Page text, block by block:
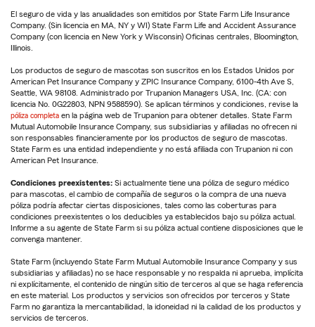
El seguro de vida y las anualidades son emitidos por State Farm Life Insurance
Company. (Sin licencia en MA, NY y WI) State Farm Life and Accident Assurance
Company (con licencia en New York y Wisconsin) Oficinas centrales, Bloomington,
Illinois.
Los productos de seguro de mascotas son suscritos en los Estados Unidos por
American Pet Insurance Company y ZPIC Insurance Company, 6100-4th Ave S,
Seattle, WA 98108. Administrado por Trupanion Managers USA, Inc. (CA: con
licencia No. 0G22803, NPN 9588590). Se aplican términos y condiciones, revise la
póliza completa en la página web de Trupanion para obtener detalles. State Farm
Mutual Automobile Insurance Company, sus subsidiarias y afiliadas no ofrecen ni
son responsables financieramente por los productos de seguro de mascotas.
State Farm es una entidad independiente y no está afiliada con Trupanion ni con
American Pet Insurance.
Condiciones preexistentes: Si actualmente tiene una póliza de seguro médico
para mascotas, el cambio de compañía de seguros o la compra de una nueva
póliza podría afectar ciertas disposiciones, tales como las coberturas para
condiciones preexistentes o los deducibles ya establecidos bajo su póliza actual.
Informe a su agente de State Farm si su póliza actual contiene disposiciones que le
convenga mantener.
State Farm (incluyendo State Farm Mutual Automobile Insurance Company y sus
subsidiarias y afiliadas) no se hace responsable y no respalda ni aprueba, implícita
ni explícitamente, el contenido de ningún sitio de terceros al que se haga referencia
en este material. Los productos y servicios son ofrecidos por terceros y State
Farm no garantiza la mercantabilidad, la idoneidad ni la calidad de los productos y
servicios de terceros.